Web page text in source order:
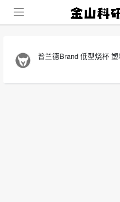
普兰德Brand 低型烧杯